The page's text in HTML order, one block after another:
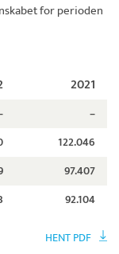
for perioden
2021
–
122.046
97.407
92.104
HENT PDF